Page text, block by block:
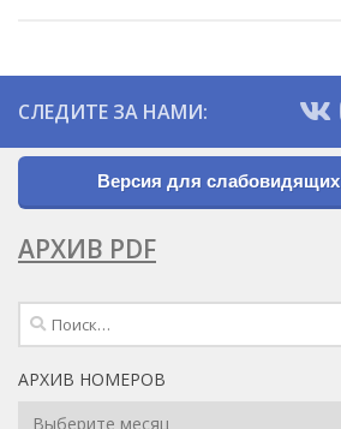
СЛЕДИТЕ ЗА НАМИ:
Версия для слабовидящих
АРХИВ PDF
Найти:
АРХИВ НОМЕРОВ
Архив